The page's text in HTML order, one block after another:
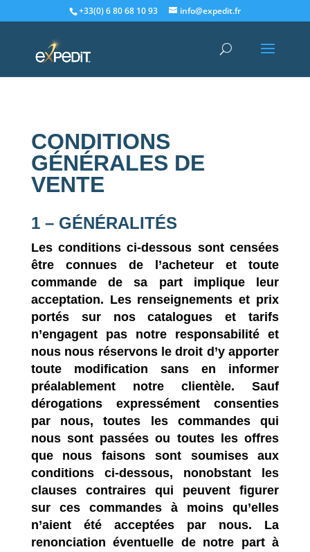
+33(0) 6 80 68 10 93 info@expedit.fr
CONDITIONS
GÉNÉRALES DE
VENTE
1 – GÉNÉRALITÉS
Les conditions ci-dessous sont censées
être connues de l’acheteur et toute
commande de sa part implique leur
acceptation. Les renseignements et prix
portés sur nos catalogues et tarifs
n’engagent pas notre responsabilité et
nous nous réservons le droit d’y apporter
toute modification sans en informer
préalablement notre clientèle. Sauf
dérogations expressément consenties
par nous, toutes les commandes qui
nous sont passées ou toutes les offres
que nous faisons sont soumises aux
conditions ci-dessous, nonobstant les
clauses contraires qui peuvent figurer
sur ces commandes à moins qu’elles
n’aient été acceptées par nous. La
renonciation éventuelle de notre part à